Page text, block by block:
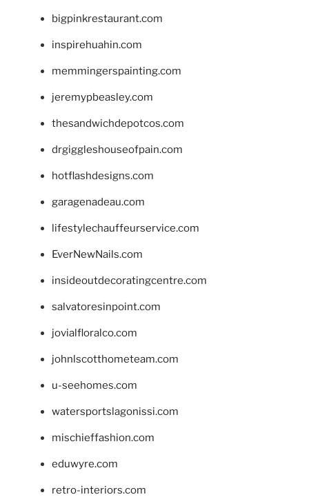
bigpinkrestaurant.com
inspirehuahin.com
memmingerspainting.com
jeremypbeasley.com
thesandwichdepotcos.com
drgiggleshouseofpain.com
hotflashdesigns.com
garagenadeau.com
lifestylechauffeurservice.com
EverNewNails.com
insideoutdecoratingcentre.com
salvatoresinpoint.com
jovialfloralco.com
johnlscotthometeam.com
u-seehomes.com
watersportslagonissi.com
mischieffashion.com
eduwyre.com
retro-interiors.com